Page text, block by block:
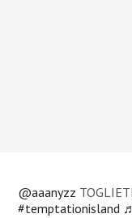
@aaanyzz
#temptationisland